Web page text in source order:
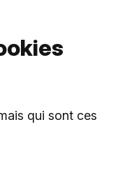
qui sont ces